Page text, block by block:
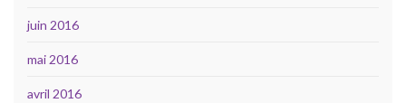
juin 2016
mai 2016
avril 2016